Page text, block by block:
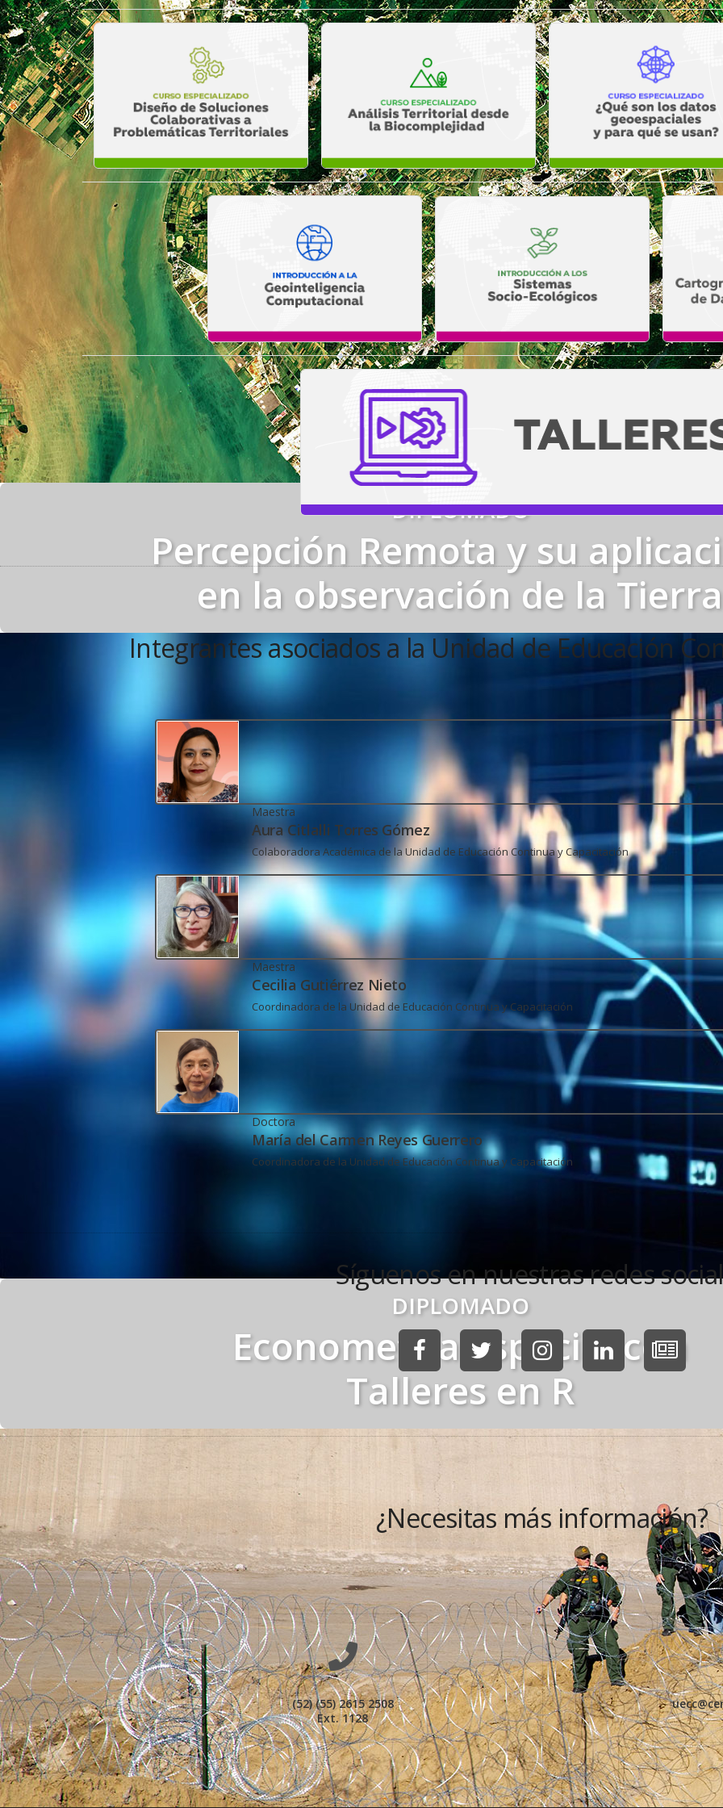
DIPLOMADO
Percepción Remota y su
en la observación de la Tierra
DIPLOMADO
Econometría Espacial con
Talleres en R
Integrantes asociados a la Unidad de Educación
Maestra
Aura Citlalli Torres Gómez
Colaboradora Académica de la Unidad de Educación Continua y Capacitación
Maestra
Cecilia Gutiérrez Nieto
Coordinadora de la Unidad de Educación Continua y Capacitación
Doctora
María del Carmen Reyes Guerrero
Coordinadora de la Unidad de Educación Continua y Capacitación
Síguenos en nuestras redes
¿Necesitas más información?
(52) (55) 2615 2508
Ext. 1128